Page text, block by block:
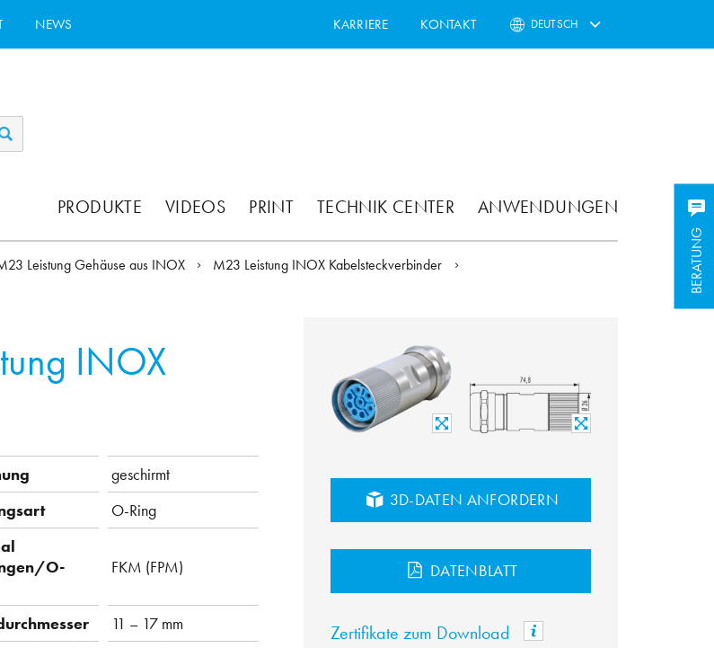
NEWS KARRIERE KONTAKT DEUTSCH
PRODUKTE VIDEOS PRINT TECHNIK CENTER ANWENDUNGEN
BERATUNG
Leistung Gehäuse aus INOX
M23 Leistung INOX Kabelsteckverbinder
INOX
geschirmt
O-Ring
O-
FKM (FPM)
11 – 17 mm
3D-DATEN ANFORDERN
DATENBLATT
Zertifikate zum Download